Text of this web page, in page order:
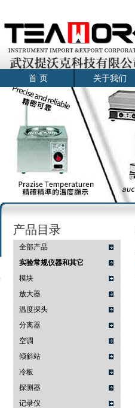
武汉提沃克科技有限公司
首 页 关于我们
产品目录
全部产品
实验常规仪器和其它
模块
放大器
温度探头
分离器
空调
倾斜站
冷板
探测器
记录仪